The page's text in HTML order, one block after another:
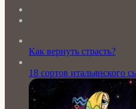
Как вернуть страсть?
18 сортов итальянского